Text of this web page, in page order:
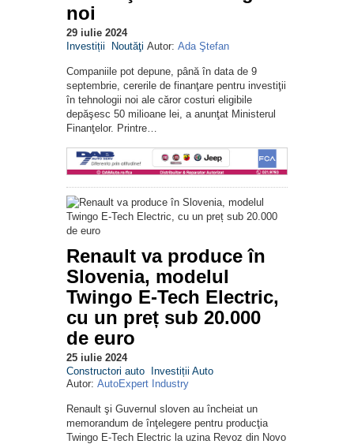
noi
29 iulie 2024
Investiții
Noutăţi Autor: Ada Ştefan
Companiile pot depune, până în data de 9
septembrie, cererile de finanţare pentru investiţii
în tehnologii noi ale căror costuri eligibile
depăşesc 50 milioane lei, a anunţat Ministerul
Finanţelor. Printre…
Renault va produce în
Slovenia, modelul
Twingo E-Tech Electric,
cu un preț sub 20.000
de euro
25 iulie 2024
Constructori auto
Investiții Auto
Autor: AutoExpert Industry
Renault şi Guvernul sloven au încheiat un
memorandum de înţelegere pentru producţia
Twingo E-Tech Electric la uzina Revoz din Novo